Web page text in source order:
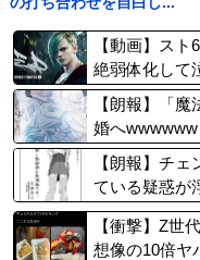
【動画】ス
絶弱体化して
【朗報】「
婚へwwwwww
【朗報】チ
ている疑惑が
【衝撃】Z世
想像の10倍ヤ